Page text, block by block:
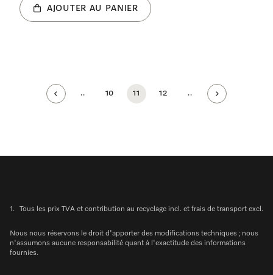
AJOUTER AU PANIER
.. 10 11 12 ..
1. Tous les prix TVA et contribution au recyclage incl. et frais de transport excl.
Nous nous réservons le droit d'apporter des modifications techniques ; nous
n'assumons aucune responsabilité quant à l'exactitude des informations
fournies.